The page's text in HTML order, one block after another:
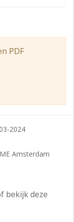
A++.
8 meter;
PDF
2024
Amsterdam
bekijk deze